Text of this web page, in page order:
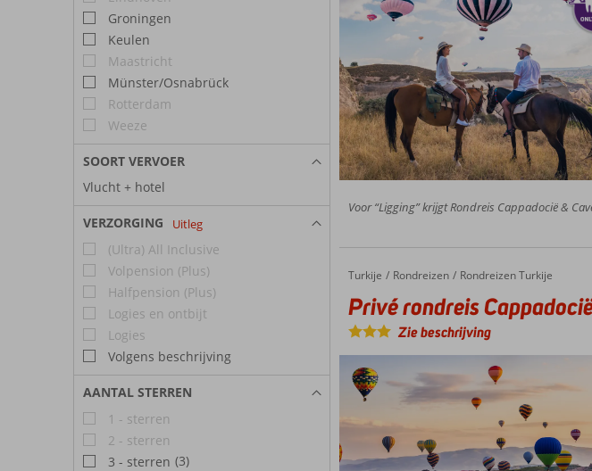
Groningen
Keulen
Maastricht
Münster/Osnabrück
Rotterdam
Weeze
SOORT VERVOER
Vlucht + hotel
VERZORGING Uitleg
(Ultra) All Inclusive
Volpension (Plus)
Halfpension (Plus)
Logies en ontbijt
Logies
Volgens beschrijving
AANTAL STERREN
1 - sterren
2 - sterren
3 - sterren (3)
Voor “Ligging” krijgt Rondreis Cappadocië &
Home
Turkije Rondreizen Rondreizen Turkije
Privé rondreis Cappadocië
Privé rondreis
Zie beschrijving